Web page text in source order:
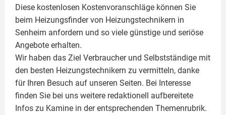
Diese kostenlosen Kostenvoranschläge können Sie
beim Heizungsfinder von Heizungstechnikern in
Senheim anfordern und so viele günstige und seriöse
Angebote erhalten.
Wir haben das Ziel Verbraucher und Selbstständige mit
den besten Heizungstechnikern zu vermitteln, danke
für Ihren Besuch auf unseren Seiten. Bei Interesse
finden Sie bei uns weitere redaktionell aufbereitete
Infos zu Kamine in der entsprechenden Themenrubrik.